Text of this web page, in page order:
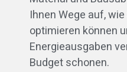
Ihnen Wege auf,
optimieren können
Energieausgaben
Budget schonen.